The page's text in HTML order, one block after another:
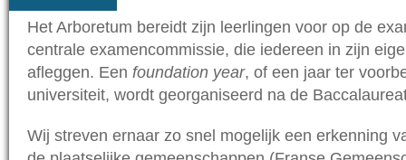
Het Arboretum bereidt zijn leerlingen voor op de
centrale examencommissie, die iedereen in zijn
afleggen. Een foundation year, of een jaar ter
universiteit, wordt georganiseerd na de
Wij streven ernaar zo snel mogelijk een erkenning